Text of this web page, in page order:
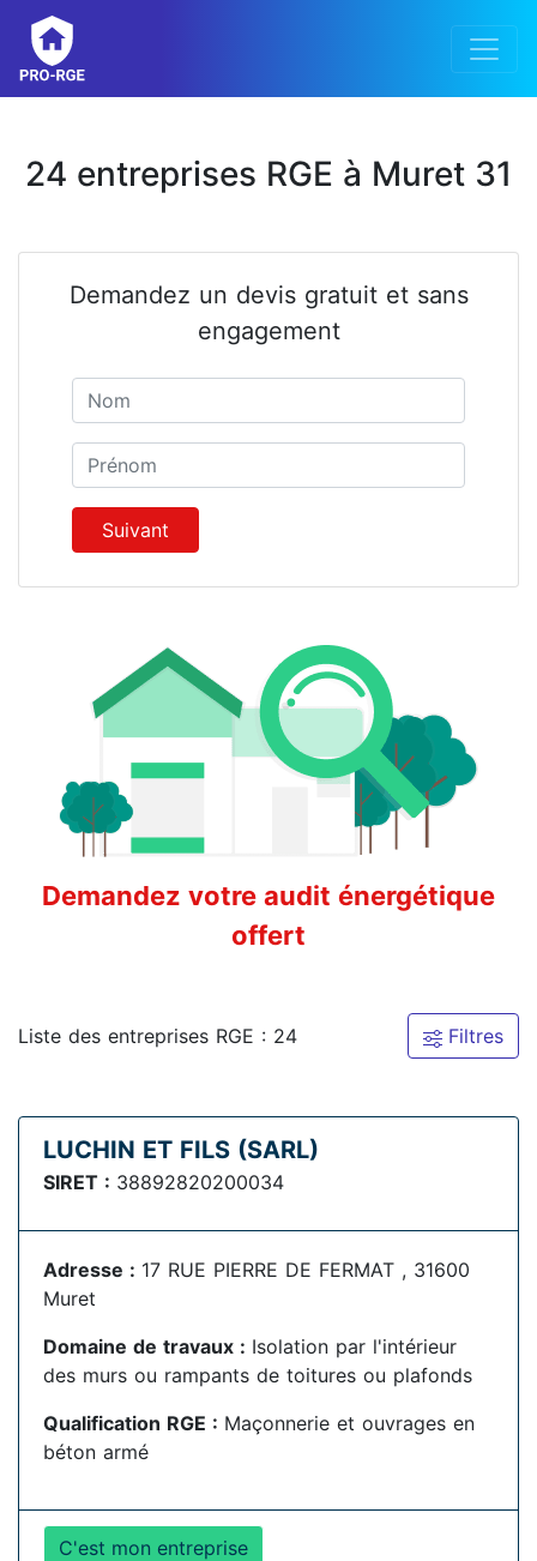
24 entreprises RGE à Muret 31
Demandez un devis gratuit et sans
engagement
Prénom
Suivant
Demandez votre audit énergétique
offert
Liste des entreprises RGE : 24 Filtres
LUCHIN ET FILS (SARL)
SIRET : 38892820200034
Adresse : 17 RUE PIERRE DE FERMAT , 31600
Muret
Domaine de travaux : Isolation par l'intérieur
des murs ou rampants de toitures ou plafonds
Qualification RGE : Maçonnerie et ouvrages en
béton armé
C'est mon entreprise